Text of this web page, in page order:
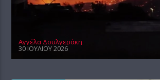
Αγγέλα Δουλγεράκη
30 ΙΟΥΛΊΟΥ 2026